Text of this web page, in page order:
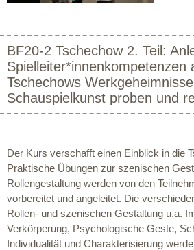
BF20-2 Tschechow 2. Teil:
Spielleiter*innenkompetenzen
Tschechows
Schauspielkunst proben und
Der Kurs verschafft einen Einblick in die
Praktische Übungen zur szenischen
Rollengestaltung werden von den
vorbereitet und angeleitet. Die
Rollen- und szenischen Gestaltung u.a.
Verkörperung, Psychologische Geste,
Individualität und Charakterisierung